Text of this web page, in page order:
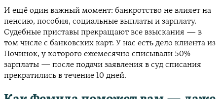
И ещё один важный момент: банкротство не влияет на
пенсию, пособия, социальные выплаты и зарплату.
Судебные приставы прекращают все взыскания — в
том числе с банковских карт. У нас есть дело клиента из
Починок, у которого ежемесячно списывали 50%
зарплаты — после подачи заявления в суд списания
прекратились в течение 10 дней.